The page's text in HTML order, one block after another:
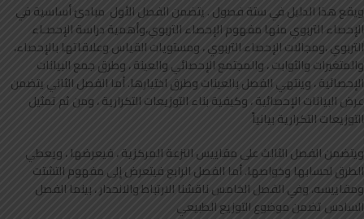
ويقع هذا الدليل في ستة فصول . يتضمن الفصل الأول مبادئ أساسية في
الإحصاء التربوي منها مفهوم الإحصاء التربوي،وأهمية دراسة الإحصـاء
التربوي ،ومجالات الإحصاء التربوي ، ومستويات القياس وعلاقاتها بالإحصاء،
والمتغيرات والثوابت ، والمجتمع الإحصائي والعينة ، وطرق جمع البيانات
الإحصائية ، وينتهي الفصل بالعينات وطرق اختيارها. أما الفصل الثاني يتضمن
عرض البيانات الإحصائية ، وكيفية بناء التوزيعات التكرارية ، ومن ثم تمثيل
التوزيعات التكرارية بيانياً
ويتضمن الفصل الثالث على مقاييس النزعة المركزية ، فيعرضها ، ويعطي
الطرق لحسابها وخواصها. أما الفصل الرابع فيتعرض إلى مفهوم التشتت
ومقاييسه، وفي الفصل الخامس ناقشنا الارتباط والانحدار ، بينما الفصل
السادس تضمن موضوع التوزيع الطبيعي